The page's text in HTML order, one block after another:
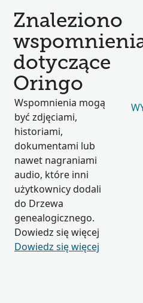
Znaleziono
dotyczące
Oringo
Wspomnienia mogą
być zdjęciami,
historiami,
dokumentami lub
nawet nagraniami
audio, które inni
użytkownicy dodali
do Drzewa
genealogicznego.
Dowiedz się więcej
Dowiedz się więcej